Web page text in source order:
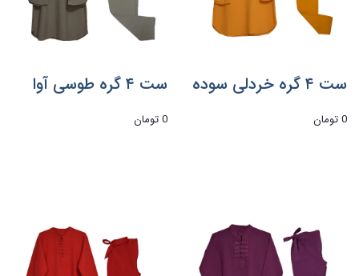
ست ۴ گره خردلی سوده
0 تومان
ست ۴ گره طوسی آوا
0 تومان